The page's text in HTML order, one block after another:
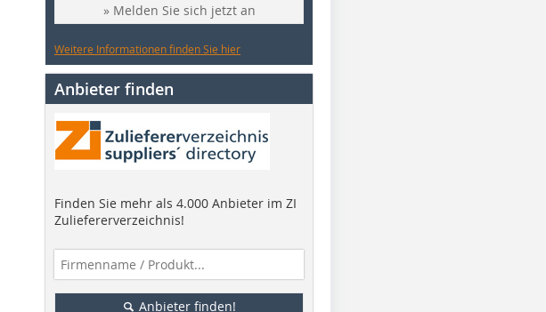
» Melden Sie sich jetzt an
Weitere Informationen finden Sie hier
Anbieter finden
Finden Sie mehr als 4.000 Anbieter im ZI
Zuliefererverzeichnis!
Anbieter finden!